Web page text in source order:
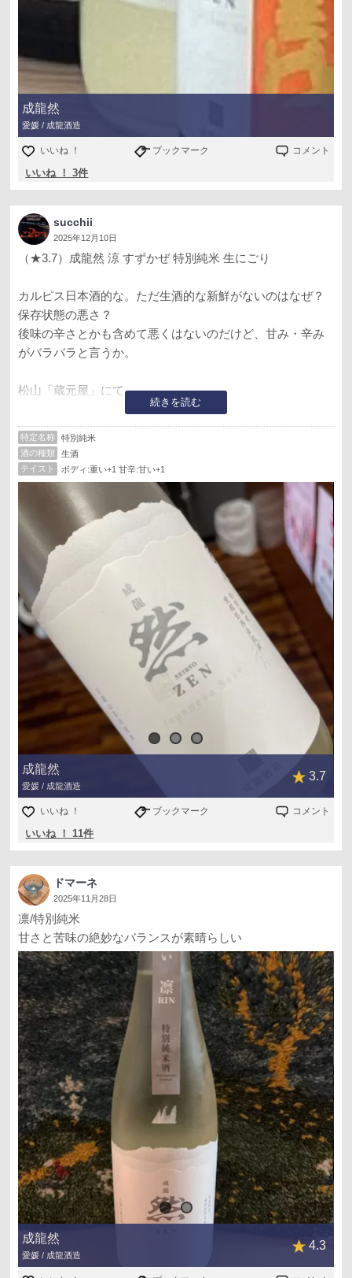
成龍然
愛媛 / 成龍酒造
いいね ！ ブックマーク コメント
いいね ！ 3件
succhii
2025年12月10日
続きを読む
（★3.7）成龍然 涼 すずかぜ 特別純米 生にごり
カルピス日本酒的な。ただ生酒的な新鮮がないのはなぜ？
保存状態の悪さ？
後味の辛さとかも含めて悪くはないのだけど、甘み・辛み
がバラバラと言うか。
松山「蔵元屋」にて。
■蔵元：成龍酒造（愛媛県）
■タイプ：特別純米 生
■原材料：米、米麹
■甘辛濃淡：日本酒度 -4
■酸度 ----
■精米歩合：60％（愛媛県西条産松山三井）
■アルコール：15.5度
特定名称
特別純米
酒の種類
生酒
テイスト
ボディ:重い+1 甘辛:甘い+1
成龍然
愛媛 / 成龍酒造
3.7
いいね ！ ブックマーク コメント
いいね ！ 11件
ドマーネ
2025年11月28日
凛/特別純米
甘さと苦味の絶妙なバランスが素晴らしい
成龍然
愛媛 / 成龍酒造
4.3